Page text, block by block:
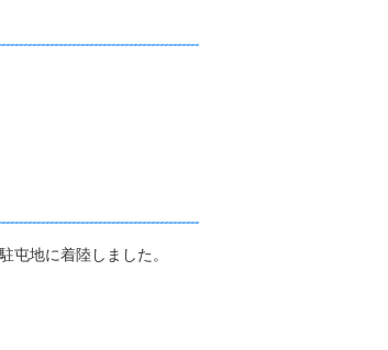
屯地に着陸しました。